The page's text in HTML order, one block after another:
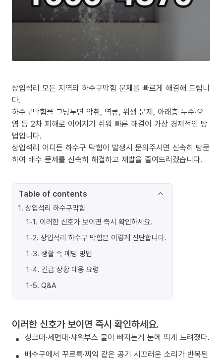
상입석리 모든 지역의 하수구막힘 문제를 빠르게 해결해 드립니
다.
하수구막힘을 그냥두면 악취, 역류, 위생 문제, 아래층 누수·오
염 등 2차 피해로 이어지기 쉬워 빠른 해결이 가장 경제적인 방
법입니다.
상입석리 어디든 하수구 막힘이 발생시 문의주시면 신속히 방문
하여 배수 문제를 신속히 해결하고 재발을 줄여드리겠습니다.
Table of contents
1. 상입석리 하수구막힘
1-1. 이러한 신호가 보이면 즉시 확인하세요.
1-2. 상입석리 하수구 막힘은 이렇게 진단합니다.
1-3. 생활 속 예방 방법
1-4. 긴급 상황 대응 요령
1-5. Q&A
이러한 신호가 보이면 즉시 확인하세요.
싱크대·세면대·샤워부스 물이 빠지는게 눈에 띄게 느려졌다.
배수구에서 꾸르륵·찌익 같은 공기 시끄러운 소리가 반복된